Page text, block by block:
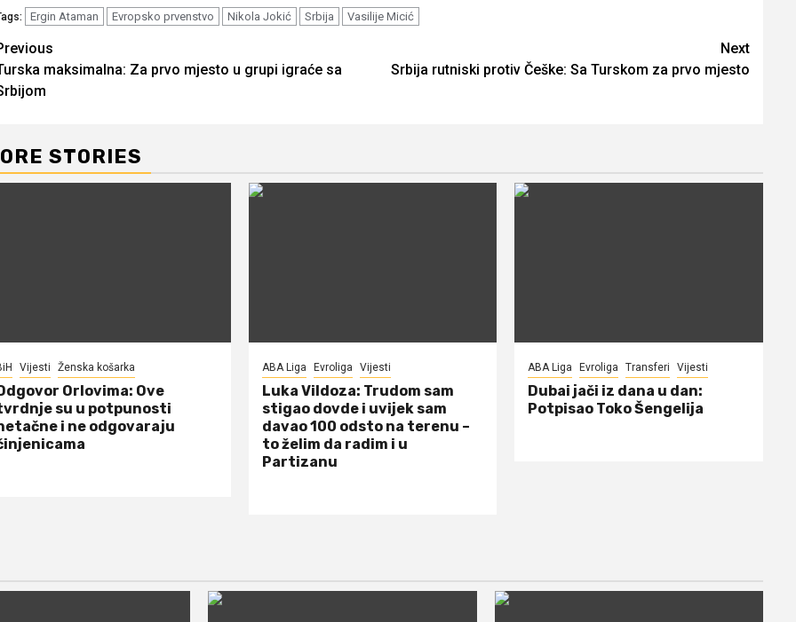
Ergin Ataman Evropsko prvenstvo Nikola Jokić Srbija Vasilije Micić
maksimalna: Za prvo mjesto u grupi igraće sa
Next
Srbija rutniski protiv Češke: Sa Turskom za prvo mjesto
STORIES
Vijesti Ženska košarka
Orlovima: ​Ove
su u potpunosti
i ne odgovaraju
ABA Liga Evroliga Vijesti
Luka Vildoza: Trudom sam
stigao dovde i uvijek sam
davao 100 odsto na terenu –
to želim da radim i u
Partizanu
ABA Liga Evroliga Transferi Vijesti
Dubai jači iz dana u dan:
Potpisao Toko Šengelija